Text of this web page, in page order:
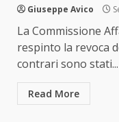
Giuseppe Avico
La Commissione
respinto la revoca
contrari sono stati...
Read More